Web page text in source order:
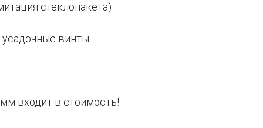
стеклопакета)
винты
входит в стоимость!